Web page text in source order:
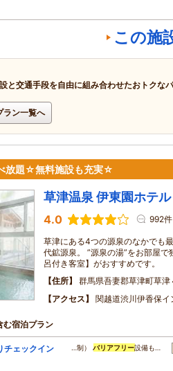
この施
と交通手段を自由に組み合わせたおトクな
ラン一覧へ
放題☆無料施設も充実☆
草津温泉 伊東園ホテ
4.0 992件
草津にある4つの源泉のなかでも
代鉱源泉。 ”源泉の湯”をお部屋
呂付き客室】がおすすめです。
住所
群馬県吾妻郡草津町草
アクセス
関越道渋川伊香保
む宿泊プラン
チェックイン
…制）バリアフリー設備も…